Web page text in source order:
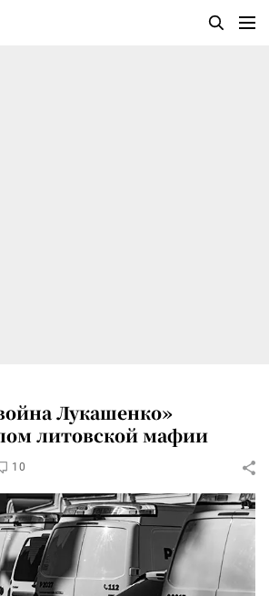
Лукашенко»
литовской мафии
10